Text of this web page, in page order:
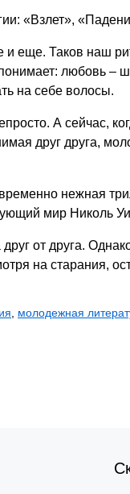
«Взлет»,
и еще. Таков наш
любовь –
на себе волосы.
А сейчас,
друг друга,
нежная
мир Николь
от друга.
на старания,
молодежная